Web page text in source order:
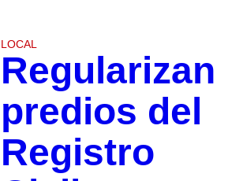
LOCAL
Regularizan
predios del
Registro